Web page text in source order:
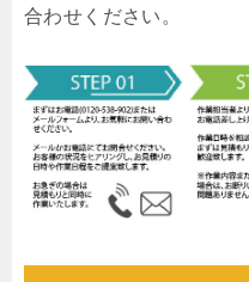
合わせください。